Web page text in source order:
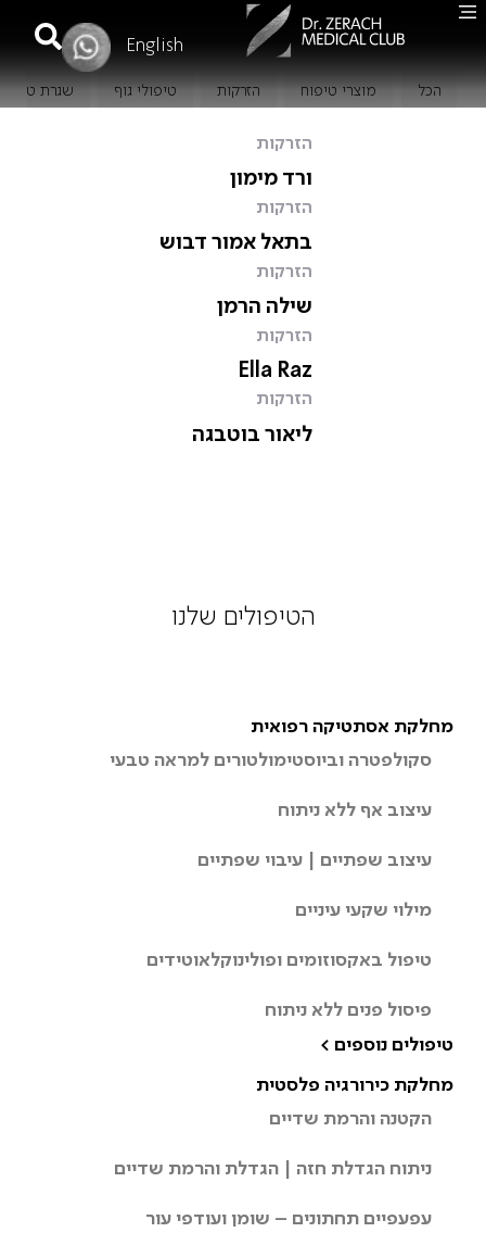
English
הכל מוצרי טיפוח הזרקות טיפולי גוף שגרת
הזרקות
ורד מימון
הזרקות
בתאל אמור דבוש
הזרקות
שילה הרמן
הזרקות
Ella Raz
הזרקות
ליאור בוטבגה
הטיפולים שלנו
מחלקת אסתטיקה רפואית
סקולפטרה וביוסטימולטורים למראה טבעי
עיצוב אף ללא ניתוח
עיצוב שפתיים | עיבוי שפתיים
מילוי שקעי עיניים
טיפול באקסוזומים ופולינוקלאוטידים
פיסול פנים ללא ניתוח
טיפולים נוספים >
מחלקת כירורגיה פלסטית
הקטנה והרמת שדיים
ניתוח הגדלת חזה | הגדלת והרמת שדיים
עפעפיים תחתונים – שומן ועודפי עור